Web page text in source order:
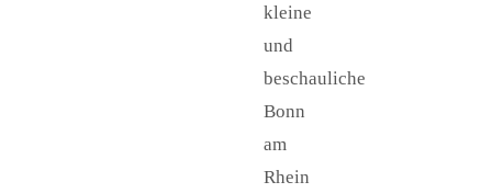
kleine
und
beschauliche
Bonn
am
Rhein